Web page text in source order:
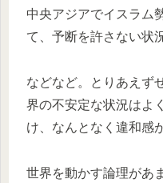
中央アジアでイスラム
て、予断を許さない状
などなど。とりあえず
界の不安定な状況はよ
け、なんとなく違和感
世界を動かす論理があ